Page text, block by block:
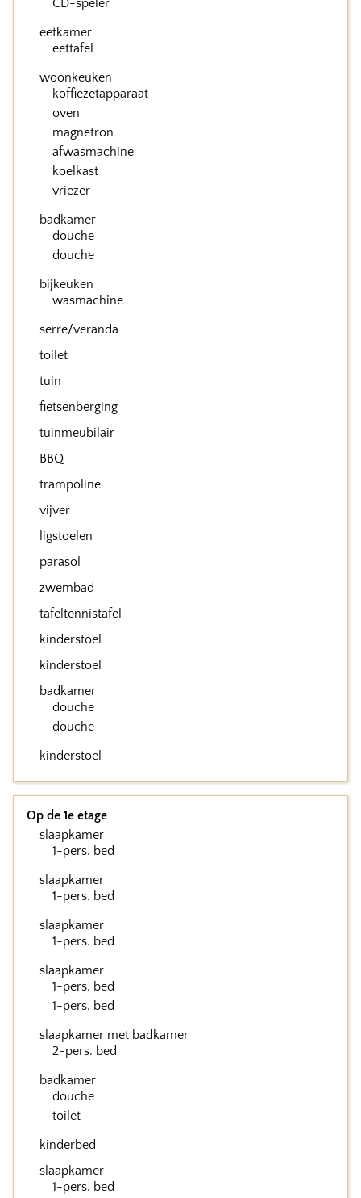
CD-speler
eetkamer
eettafel
woonkeuken
koffiezetapparaat
oven
magnetron
afwasmachine
koelkast
vriezer
badkamer
douche
douche
bijkeuken
wasmachine
serre/veranda
toilet
tuin
fietsenberging
tuinmeubilair
BBQ
trampoline
vijver
ligstoelen
parasol
zwembad
tafeltennistafel
kinderstoel
kinderstoel
badkamer
douche
douche
kinderstoel
Op de 1e etage
slaapkamer
1-pers. bed
slaapkamer
1-pers. bed
slaapkamer
1-pers. bed
slaapkamer
1-pers. bed
1-pers. bed
slaapkamer met badkamer
2-pers. bed
badkamer
douche
toilet
kinderbed
slaapkamer
1-pers. bed